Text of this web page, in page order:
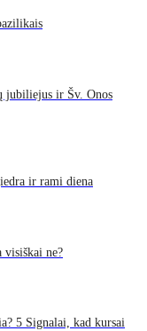
jubiliejus ir Šv. Onos
ir rami diena
visiškai ne?
5 Signalai, kad kursai